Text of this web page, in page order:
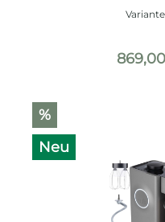
%
Neu